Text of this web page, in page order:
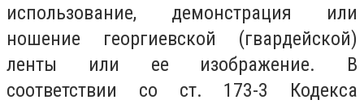
использование, демонстрация или
ношение георгиевской (гвардейской)
ленты или ее изображение. В
соответствии со ст. 173-3 Кодекса